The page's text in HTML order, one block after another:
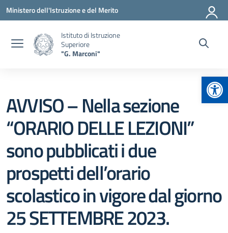
Vai ai contenuti
Vai al menu di navigazione
Vai al footer
Ministero dell'Istruzione e del Merito
Istituto di Istruzione
Superiore
"G. Marconi"
AVVISO – Nella sezione
“ORARIO DELLE LEZIONI”
sono pubblicati i due
prospetti dell’orario
scolastico in vigore dal giorno
25 SETTEMBRE 2023.